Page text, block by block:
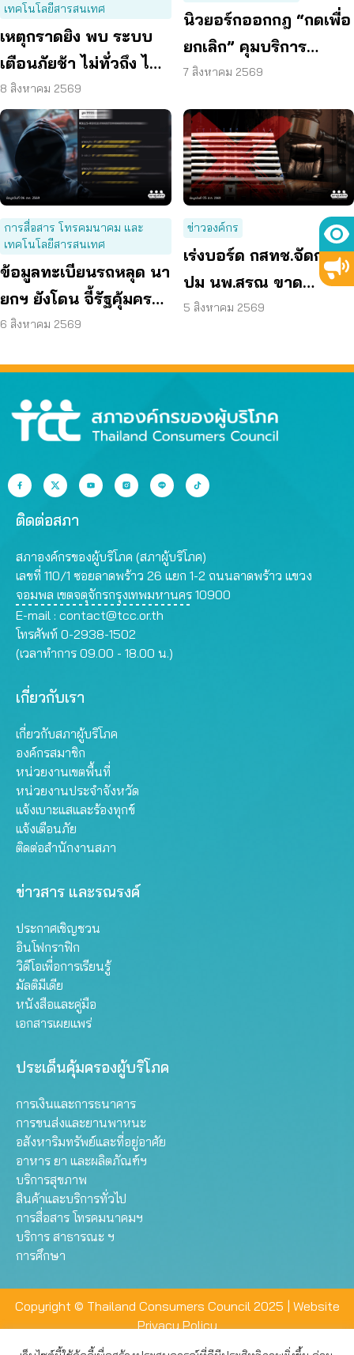
เทคโนโลยีสารสนเทศ
เหตุกราดยิง พบ ระบบ
เตือนภัยช้า ไม่ทั่วถึง ไม่
ชัดเจน
8 สิงหาคม 2569
นิวยอร์กออกกฎ “กดเพื่อ
ยกเลิก” คุมบริการ
ออนไลน์ ต่ออายุสมาชิก
7 สิงหาคม 2569
การสื่อสาร โทรคมนาคม และ
เทคโนโลยีสารสนเทศ
ข้อมูลทะเบียนรถหลุด นา
ยกฯ ยังโดน จี้รัฐคุ้มครอง
ข้อมูลส่วนบุคคล
6 สิงหาคม 2569
ข่าวองค์กร
เร่งบอร์ด กสทช.จัดการ
ปม นพ.สรณ ขาด
คุณสมบัติ ตามมติ
5 สิงหาคม 2569
ติดต่อสภา
สภาองค์กรของผู้บริโภค (สภาผู้บริโภค)
เลขที่ 110/1 ซอยลาดพร้าว 26 แยก 1-2 ถนนลาดพร้าว แขวง
จอมพล เขตจตุจักรกรุงเทพมหานคร 10900
E-mail : contact@tcc.or.th
โทรศัพท์ 0-2938-1502
(เวลาทำการ 09.00 - 18.00 น.)
เกี่ยวกับเรา
เกี่ยวกับสภาผู้บริโภค
องค์กรสมาชิก
หน่วยงานเขตพื้นที่
หน่วยงานประจำจังหวัด
แจ้งเบาะแสและร้องทุกข์
แจ้งเตือนภัย
ติดต่อสำนักงานสภา
ข่าวสาร และรณรงค์
ประกาศเชิญชวน
อินโฟกราฟิก
วิดีโอเพื่อการเรียนรู้
มัลติมีเดีย
หนังสือและคู่มือ
เอกสารเผยแพร่
ประเด็นคุ้มครองผู้บริโภค
การเงินและการธนาคาร
การขนส่งและยานพาหนะ
อสังหาริมทรัพย์และที่อยู่อาศัย
อาหาร ยา และผลิตภัณฑ์ฯ
บริการสุขภาพ
สินค้าและบริการทั่วไป
การสื่อสาร โทรคมนาคมฯ
บริการ สาธารณะ ฯ
การศึกษา
Copyright © Thailand Consumers Council 2025 | Website
Privacy Policy